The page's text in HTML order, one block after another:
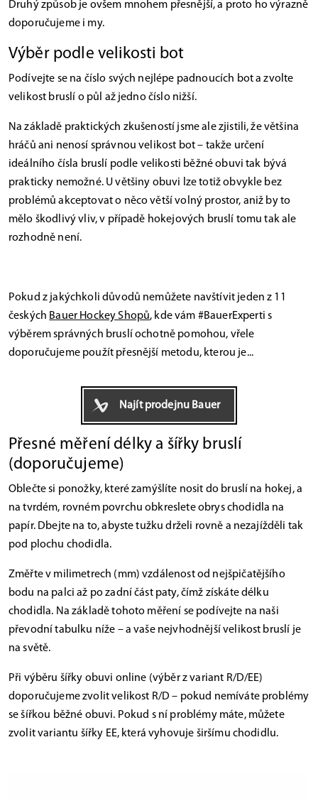
Druhý způsob je ovšem mnohem přesnější, a proto ho výrazně
doporučujeme i my.
Výběr podle velikosti bot
Podívejte se na číslo svých nejlépe padnoucích bot a zvolte
velikost bruslí o půl až jedno číslo nižší.
Na základě praktických zkušeností jsme ale zjistili, že většina
hráčů ani nenosí správnou velikost bot – takže určení
ideálního čísla bruslí podle velikosti běžné obuvi tak bývá
prakticky nemožné. U většiny obuvi lze totiž obvykle bez
problémů akceptovat o něco větší volný prostor, aniž by to
mělo škodlivý vliv, v případě hokejových bruslí tomu tak ale
rozhodně není.
Pokud z jakýchkoli důvodů nemůžete navštívit jeden z 11
českých Bauer Hockey Shopů, kde vám #BauerExperti s
výběrem správných bruslí ochotně pomohou, vřele
doporučujeme použít přesnější metodu, kterou je...
Najít prodejnu Bauer
Přesné měření délky a šířky bruslí
(doporučujeme)
Oblečte si ponožky, které zamýšlíte nosit do bruslí na hokej, a
na tvrdém, rovném povrchu obkreslete obrys chodidla na
papír. Dbejte na to, abyste tužku drželi rovně a nezajížděli tak
pod plochu chodidla.
Změřte v milimetrech (mm) vzdálenost od nejšpičatějšího
bodu na palci až po zadní část paty, čímž získáte délku
chodidla. Na základě tohoto měření se podívejte na naši
převodní tabulku níže – a vaše nejvhodnější velikost bruslí je
na světě.
Při výběru šířky obuvi online (výběr z variant R/D/EE)
doporučujeme zvolit velikost R/D – pokud nemíváte problémy
se šířkou běžné obuvi. Pokud s ní problémy máte, můžete
zvolit variantu šířky EE, která vyhovuje širšímu chodidlu.